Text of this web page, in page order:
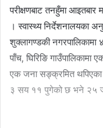
परीक्षणबाट तनहुँमा
। स्वास्थ्य निर्देशनालयका
शुक्लागण्डकी नगरपालिकामा
पाँच, घिरिङि गाउँपालिकामा
एक जना सङ्क्रमित
३ सय ११ पुगेको छ भने २५